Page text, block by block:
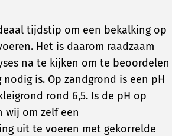
tijdstip om een bekalking op
Het is daarom raadzaam
na te kijken om te beoordelen
is. Op zandgrond is een pH
rond 6,5. Is de pH op
wij om zelf een
uit te voeren met gekorrelde